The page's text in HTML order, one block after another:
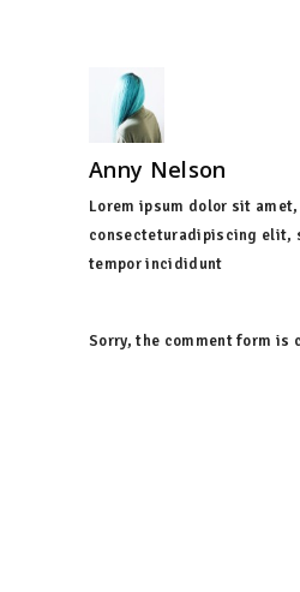
Anny Nelson
Lorem ipsum dolor sit amet,
consecteturadipiscing elit,
tempor incididunt
Sorry, the comment form is